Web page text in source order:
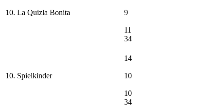
10. La Quizla Bonita 9
11
34
10. Spielkinder
14
10
10
34